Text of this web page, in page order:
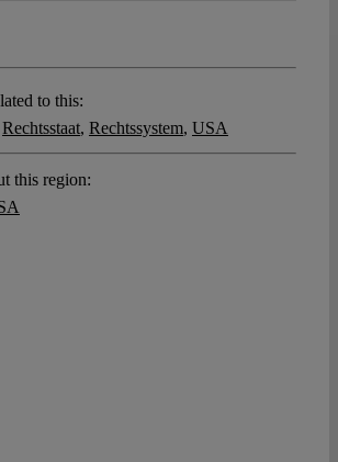
to this:
Rechtsstaat, Rechtssystem, USA
this region: